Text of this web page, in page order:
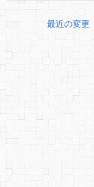
最近の変更